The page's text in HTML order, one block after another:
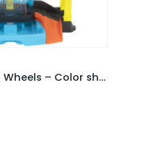
Set de joaca Hot Wheels – Color shifters Spalatoria